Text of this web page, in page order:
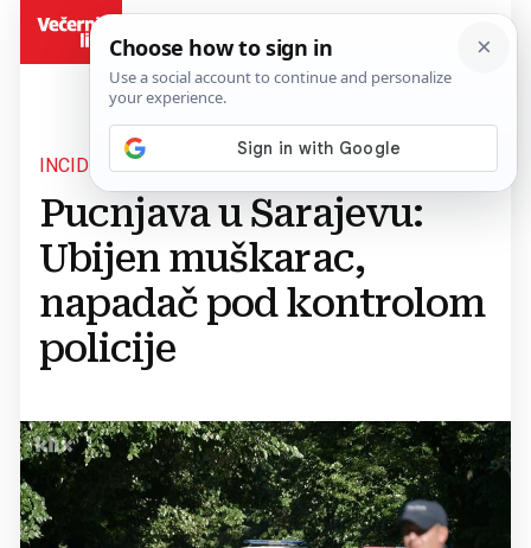
INCIDENT NA VILSONOVOM ŠETALIŠTU
Pucnjava u Sarajevu:
Ubijen muškarac,
napadač pod kontrolom
policije